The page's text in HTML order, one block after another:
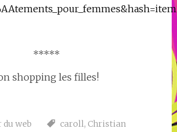
*****
shopping les filles!
web caroll, Christian